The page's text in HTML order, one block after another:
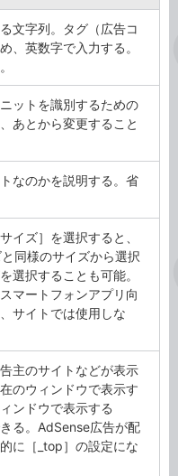
文字列。タグ（広告コ
、英数字で入力する。
ットを識別するための
あとから変更すること
なのかを説明する。省
イズ］を選択すると、
同様のサイズから選択
選択することも可能。
マートフォンアプリ向
サイトでは使用しな
主のサイトなどが表示
のウィンドウで表示す
ンドウで表示する
る。AdSense広告が配
に［_top］の設定にな